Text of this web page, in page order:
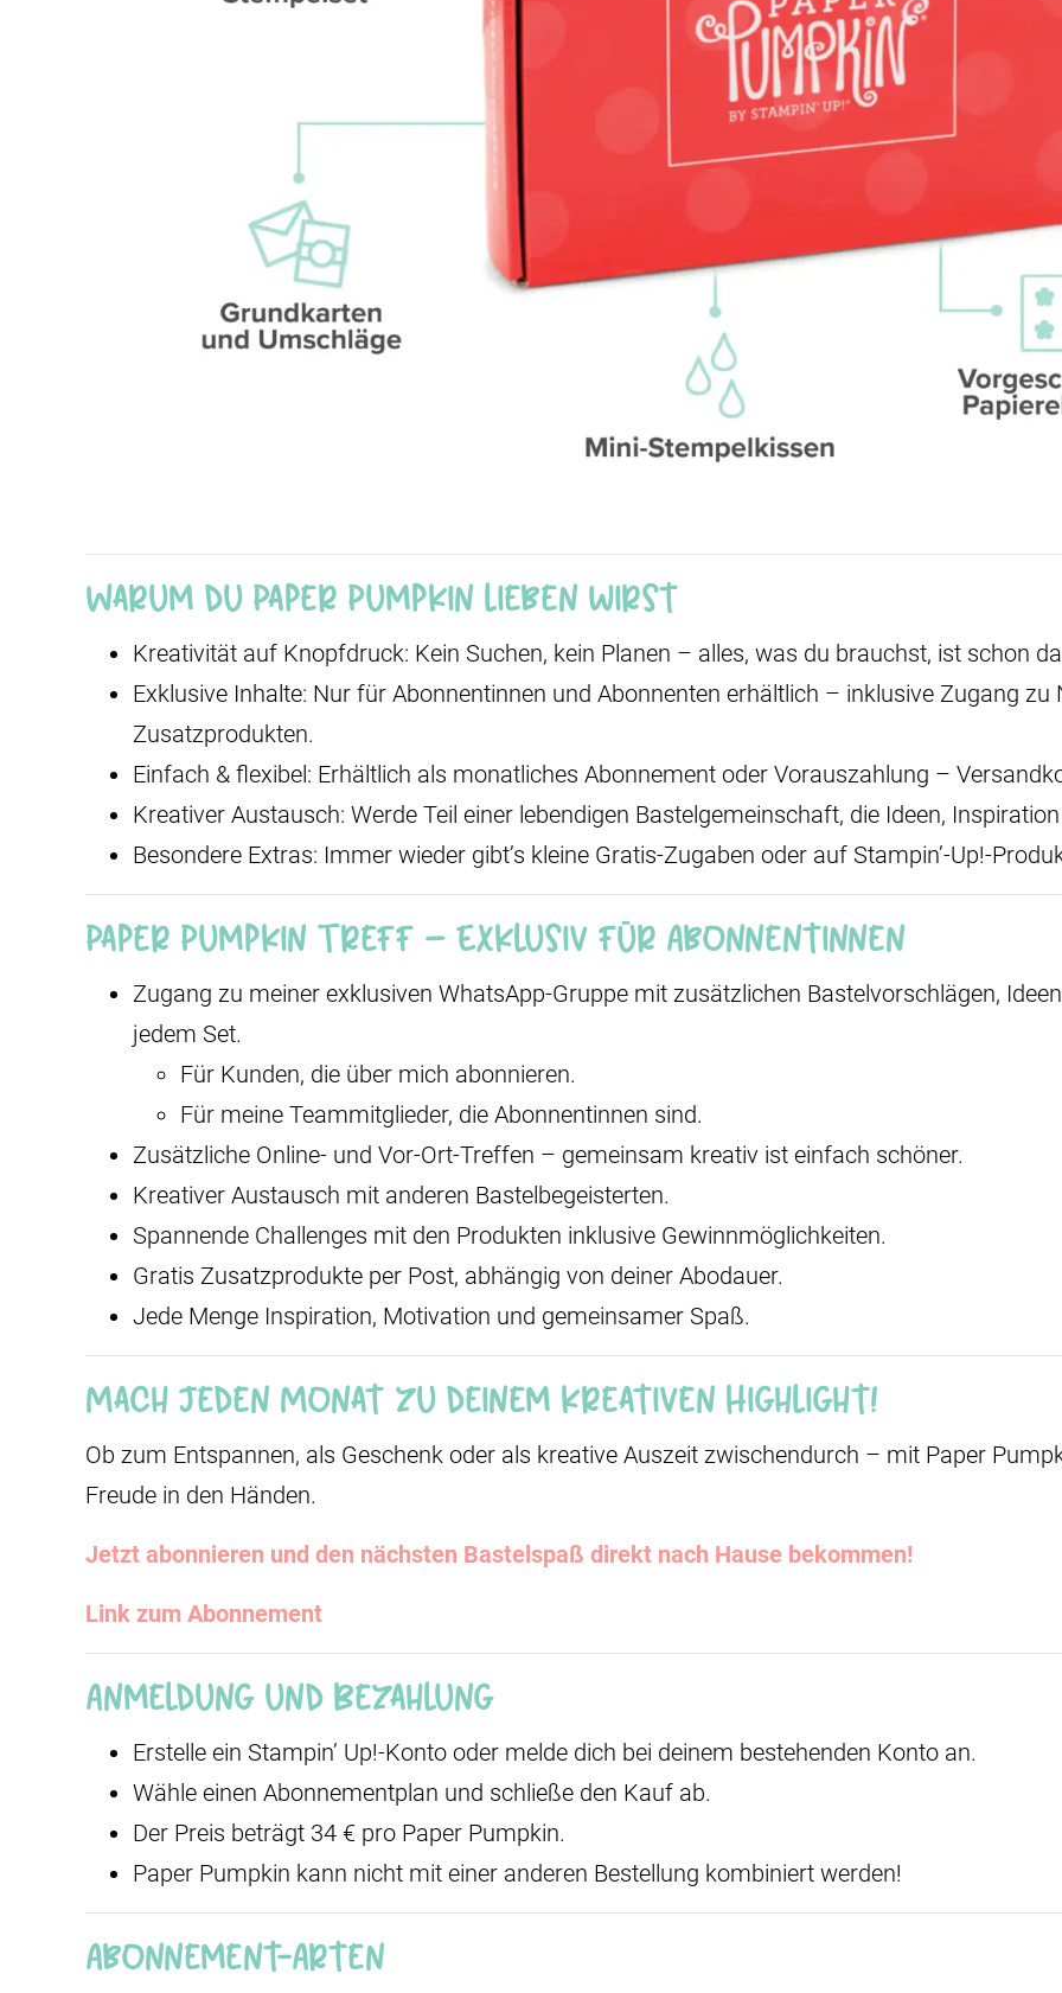
Warum du Paper Pumpkin lieben wirst
Kreativität auf Knopfdruck: Kein Suchen, kein Planen – alles, was du brauchst, ist schon
Exklusive Inhalte: Nur für Abonnentinnen und Abonnenten erhältlich – inklusive Zugang
Zusatzprodukten.
Einfach & flexibel: Erhältlich als monatliches Abonnement oder Vorauszahlung –
Kreativer Austausch: Werde Teil einer lebendigen Bastelgemeinschaft, die Ideen,
Besondere Extras: Immer wieder gibt’s kleine Gratis-Zugaben oder auf Stampin’-Up!-
Paper Pumpkin Treff – Exklusiv für Abonnentinnen
Zugang zu meiner exklusiven WhatsApp-Gruppe mit zusätzlichen Bastelvorschlägen,
jedem Set.
Für Kunden, die über mich abonnieren.
Für meine Teammitglieder, die Abonnentinnen sind.
Zusätzliche Online- und Vor-Ort-Treffen – gemeinsam kreativ ist einfach schöner.
Kreativer Austausch mit anderen Bastelbegeisterten.
Spannende Challenges mit den Produkten inklusive Gewinnmöglichkeiten.
Gratis Zusatzprodukte per Post, abhängig von deiner Abodauer.
Jede Menge Inspiration, Motivation und gemeinsamer Spaß.
Mach jeden Monat zu deinem kreativen Highlight!
Ob zum Entspannen, als Geschenk oder als kreative Auszeit zwischendurch – mit Paper
Freude in den Händen.
Jetzt abonnieren und den nächsten Bastelspaß direkt nach Hause bekommen!
Link zum Abonnement
Anmeldung und Bezahlung
Erstelle ein Stampin’ Up!-Konto oder melde dich bei deinem bestehenden Konto an.
Wähle einen Abonnementplan und schließe den Kauf ab.
Der Preis beträgt 34 € pro Paper Pumpkin.
Paper Pumpkin kann nicht mit einer anderen Bestellung kombiniert werden!
Abonnement-Arten